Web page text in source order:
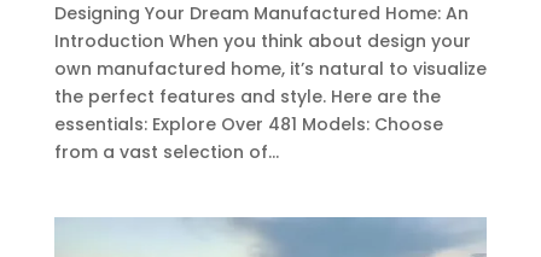
Designing Your Dream Manufactured Home: An
Introduction When you think about design your
own manufactured home, it’s natural to visualize
the perfect features and style. Here are the
essentials: Explore Over 481 Models: Choose
from a vast selection of...